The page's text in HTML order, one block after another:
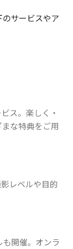
のサービスやア
ス。楽しく・
な特典をご用
レベルや目的
開催。オンラ